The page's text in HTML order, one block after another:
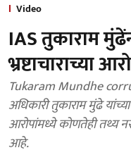
Video
IAS तुकाराम
भ्रष्टाचाराच्या
Tukaram Mundhe
अधिकारी तुकाराम मुंढे
आरोपांमध्ये कोणतेही तथ्य
आहे.